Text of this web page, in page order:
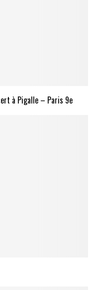
à Pigalle – Paris 9e